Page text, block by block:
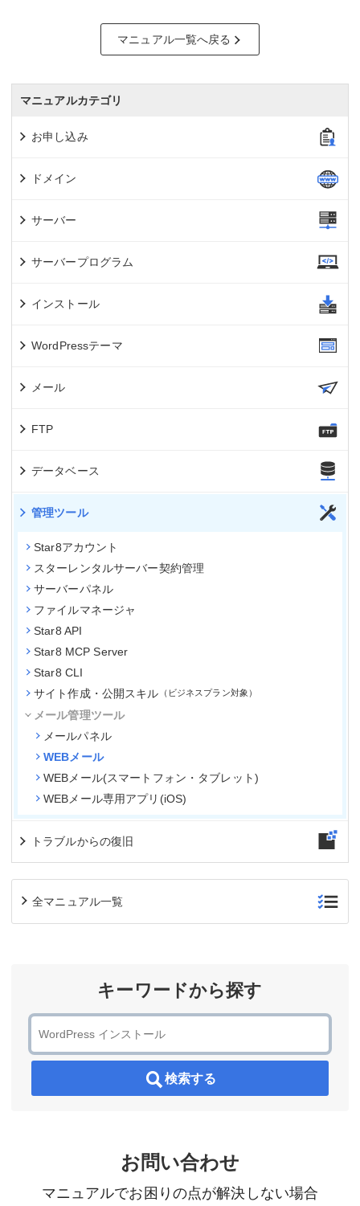
マニュアル一覧へ戻る
マニュアルカテゴリ
お申し込み
ドメイン
サーバー
サーバープログラム
インストール
WordPressテーマ
メール
FTP
データベース
管理ツール
Star8アカウント
スターレンタルサーバー契約管理
サーバーパネル
ファイルマネージャ
Star8 API
Star8 MCP Server
Star8 CLI
サイト作成・公開スキル
ビジネスプラン対象
メール管理ツール
メールパネル
WEBメール
WEBメール(スマートフォン・タブレット)
WEBメール専用アプリ(iOS)
トラブルからの復旧
全マニュアル一覧
キーワードから探す
検索する
お問い合わせ
マニュアルでお困りの点が解決しない場合